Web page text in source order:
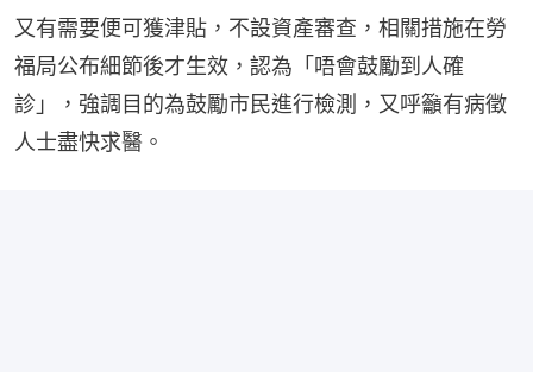
又有需要便可獲津貼，不設資產審查，相關措施在勞
福局公布細節後才生效，認為「唔會鼓勵到人確
診」，強調目的為鼓勵市民進行檢測，又呼籲有病徵
人士盡快求醫。